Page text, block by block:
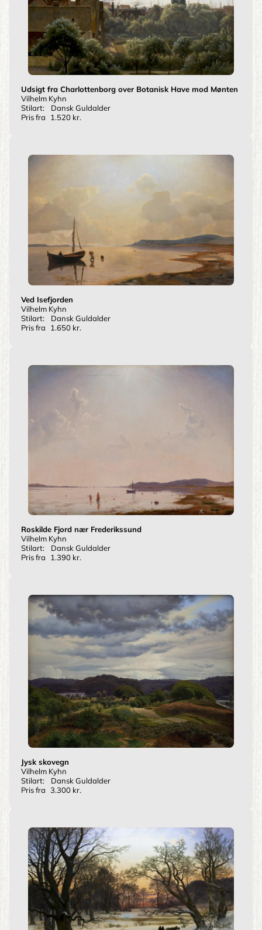
Udsigt fra Charlottenborg over Botanisk Have mod Mønten
Vilhelm Kyhn
Stilart:
Dansk Guldalder
Pris fra
1.520 kr.
Ved Isefjorden
Vilhelm Kyhn
Stilart:
Dansk Guldalder
Pris fra
1.650 kr.
Roskilde Fjord nær Frederikssund
Vilhelm Kyhn
Stilart:
Dansk Guldalder
Pris fra
1.390 kr.
Jysk skovegn
Vilhelm Kyhn
Stilart:
Dansk Guldalder
Pris fra 3.300 kr.